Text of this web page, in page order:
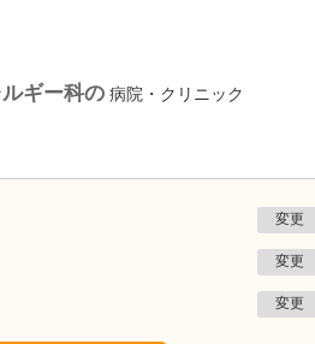
ギー科の 病院・クリニック
変更
変更
変更